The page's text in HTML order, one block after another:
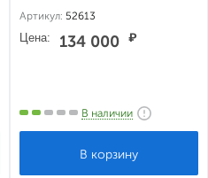
электромеханическим
приводом для перекрытия
проезда до 3 метров
Артикул: 52613
Цена: 134 000 ₽
В наличии